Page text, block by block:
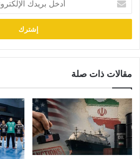
بريدك
الإلكتروني
مقالات ذات صلة